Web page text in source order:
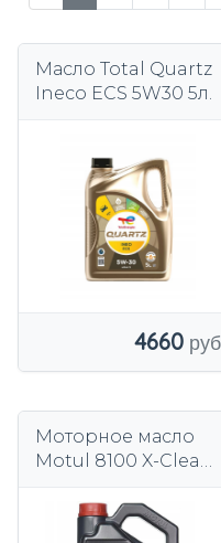
Масло Total Quartz
Ineco ECS 5W30 5л.
4660
Моторное масло
Motul 8100 X-Clean
5W-30 5 l API SN